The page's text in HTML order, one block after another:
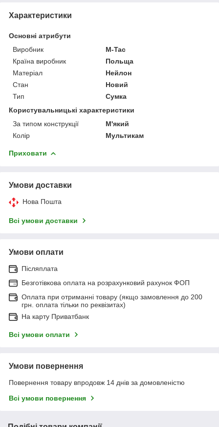
Характеристики
Основні атрибути
Виробник
M-Tac
Країна виробник
Польща
Матеріал
Нейлон
Стан
Новий
Тип
Сумка
Користувальницькі характеристики
За типом конструкції
М'який
Колір
Мультикам
Приховати
Умови доставки
Нова Пошта
Всі умови доставки
Умови оплати
Післяплата
Безготівкова оплата на розрахунковий рахунок ФОП
Оплата при отриманні товару (якщо замовлення до 200
грн. оплата тільки по реквізитах)
На карту Приватбанк
Всі умови оплати
Умови повернення
Повернення товару впродовж 14 днів за домовленістю
Всі умови повернення